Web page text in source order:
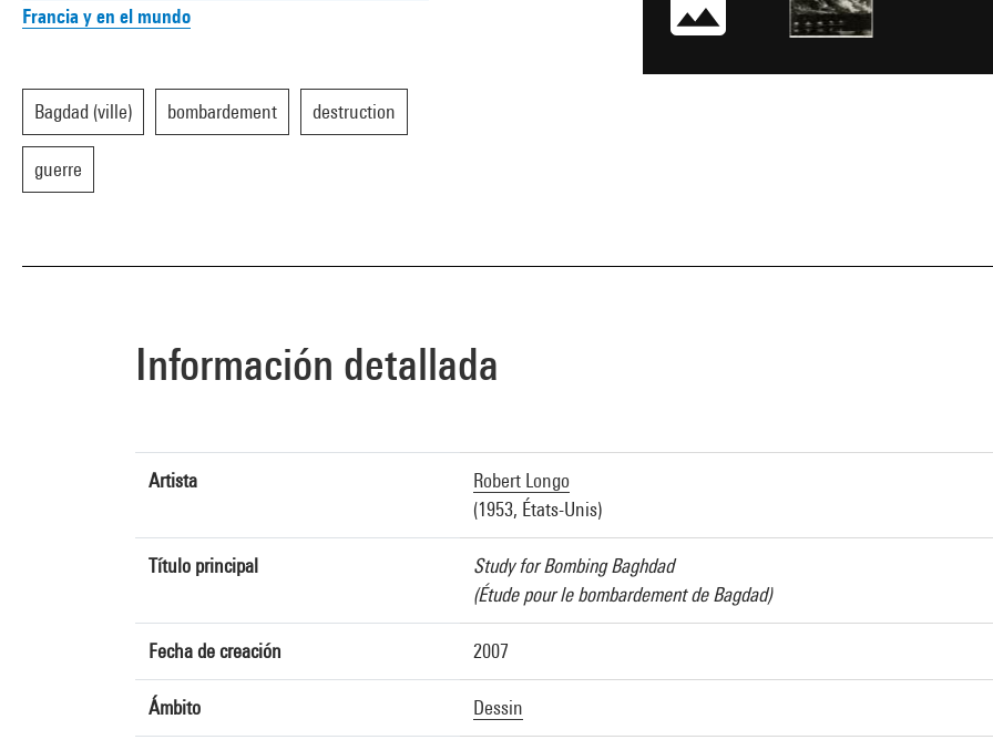
Francia y en el mundo
Bagdad (ville) bombardement destruction
guerre
Información detallada
Artista
Robert Longo
(1953, États-Unis)
Título principal
Study for Bombing Baghdad
(Étude pour le bombardement de Bagdad)
Fecha de creación 2007
Ámbito Dessin